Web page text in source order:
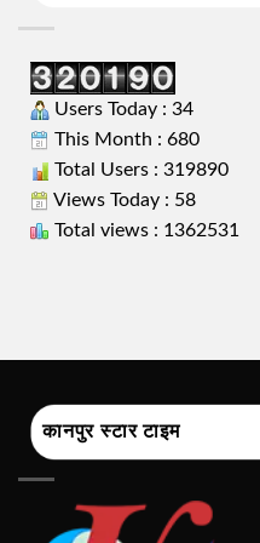
Users Today : 34
This Month : 680
Total Users : 319890
Views Today : 58
Total views : 1362531
कानपुर स्टार टाइम